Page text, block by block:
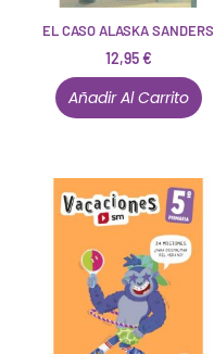
EL CASO ALASKA SANDERS
12,95€
Añadir Al Carrito